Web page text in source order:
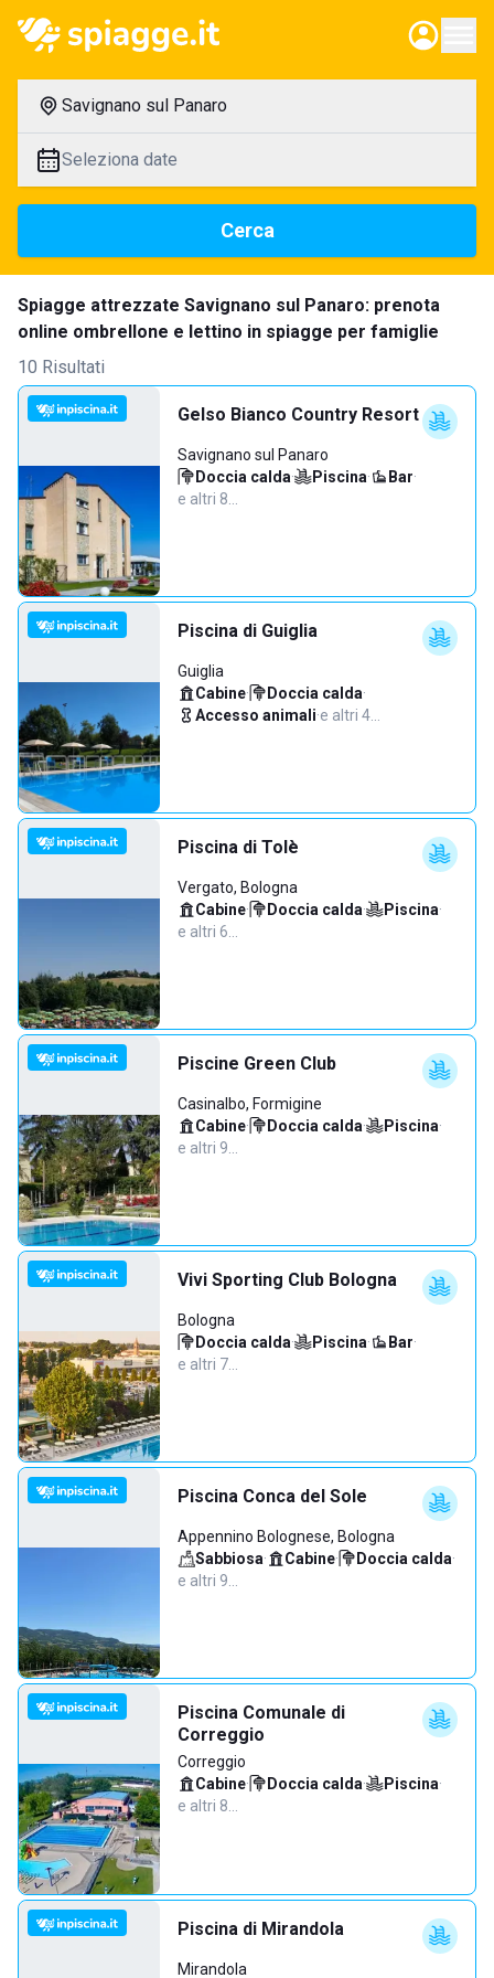
Savignano sul Panaro
Seleziona date
Cerca
Spiagge attrezzate Savignano sul Panaro: prenota
online ombrellone e lettino in spiagge per famiglie
10 Risultati
Gelso Bianco Country Resort
Savignano sul Panaro
Doccia calda· Piscina· Bar·
e altri 8…
Piscina di Guiglia
Guiglia
Cabine· Doccia calda·
Accesso animali·e altri 4…
Piscina di Tolè
Vergato, Bologna
Cabine· Doccia calda· Piscina·
e altri 6…
Piscine Green Club
Casinalbo, Formigine
Cabine· Doccia calda· Piscina·
e altri 9…
Vivi Sporting Club Bologna
Bologna
Doccia calda· Piscina· Bar·
e altri 7…
Piscina Conca del Sole
Appennino Bolognese, Bologna
Sabbiosa· Cabine· Doccia calda·
e altri 9…
Piscina Comunale di
Correggio
Correggio
Cabine· Doccia calda· Piscina·
e altri 8…
Piscina di Mirandola
Mirandola